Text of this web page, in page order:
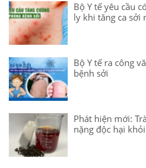
Bộ Y tế yêu cầu
ly khi tăng ca sởi
Bộ Y tế ra công
bệnh sởi
Phát hiện mới:
nặng độc hại